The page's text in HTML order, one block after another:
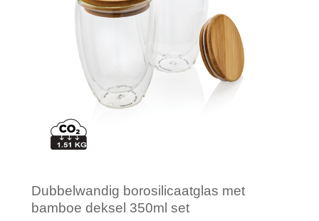
Dubbelwandig borosilicaatglas met
bamboe deksel 350ml set